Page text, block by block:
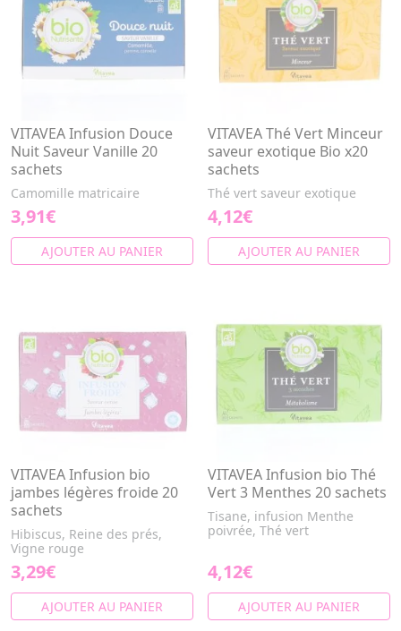
VITAVEA Infusion Douce
Nuit Saveur Vanille 20
sachets
Camomille matricaire
3,91€
AJOUTER AU PANIER
VITAVEA Thé Vert Minceur
saveur exotique Bio x20
sachets
Thé vert saveur exotique
4,12€
AJOUTER AU PANIER
VITAVEA Infusion bio
jambes légères froide 20
sachets
Hibiscus, Reine des prés,
Vigne rouge
3,29€
AJOUTER AU PANIER
VITAVEA Infusion bio Thé
Vert 3 Menthes 20 sachets
Tisane, infusion Menthe
poivrée, Thé vert
4,12€
AJOUTER AU PANIER